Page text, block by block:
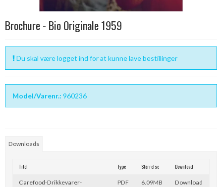
Brochure - Bio Originale 1959
Du skal være logget ind for at kunne lave bestillinger
Model/Varenr.: 960236
Downloads
Titel Type Størrelse Download
Carefood-Drikkevarer-
PDF 6.09MB Download